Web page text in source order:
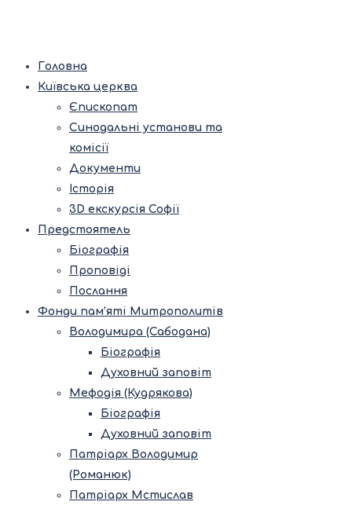
Головна
Київська церква
Єпископат
Синодальні установи та
комісії
Документи
Історія
3D екскурсія Софії
Предстоятель
Біографія
Проповіді
Послання
Фонди пам’яті Митрополитів
Володимира (Сабодана)
Біографія
Духовний заповіт
Мефодія (Кудрякова)
Біографія
Духовний заповіт
Патріарх Володимир
(Романюк)
Патріарх Мстислав